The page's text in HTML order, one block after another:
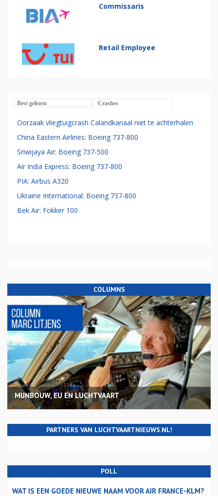
Commissaris
Retail Employee
Best gelezen Crashes
Oorzaak vliegtuigcrash Calandkanaal niet te achterhalen
China Eastern Airlines: Boeing 737-800
Sriwijaya Air: Boeing 737-500
Air India Express: Boeing 737-800
PIA: Airbus A320
Ukraine International: Boeing 737-800
Bek Air: Fokker 100
COLUMNS
MIJNBOUW, EU EN LUCHTVAART
PARTNERS VAN LUCHTVAARTNIEUWS.NL!
POLL
WAT IS EEN GOEDE NIEUWE NAAM VOOR AIR FRANCE-KLM?